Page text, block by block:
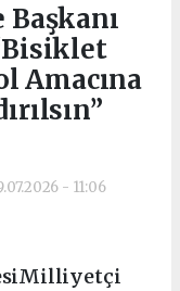
Amacına
- 11:06